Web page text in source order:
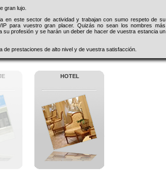
gran lujo.
en este sector de actividad y trabajan con sumo respeto de su
para vuestro gran placer. Quizás no sean los nombres más
profesión y se harán un deber de hacer de vuestra estancia un
prestaciones de alto nivel y de vuestra satisfacción.
HOTEL